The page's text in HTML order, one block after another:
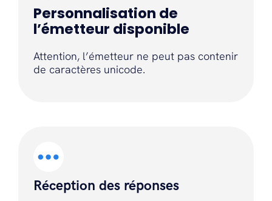
Personnalisation de
l’émetteur disponible
Attention, l’émetteur ne peut pas contenir
de caractères unicode.
Réception des réponses